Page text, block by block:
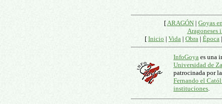
[ARAGÓN | Goyas
Aragoneses
[ Inicio | Vida | Obra | Época
InfoGoya es una
Universidad de
patrocinada por
Fernando el
instituciones.